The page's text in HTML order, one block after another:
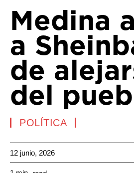
Medina
a
de
del
POLÍTICA
12 junio, 2026